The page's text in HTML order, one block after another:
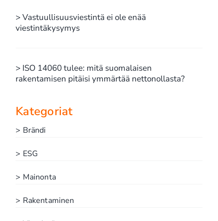
> Vastuullisuusviestintä ei ole enää
viestintäkysymys
> ISO 14060 tulee: mitä suomalaisen
rakentamisen pitäisi ymmärtää nettonollasta?
Kategoriat
> Brändi
> ESG
> Mainonta
> Rakentaminen